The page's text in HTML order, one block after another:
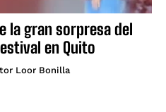
la gran sorpresa del
en Quito
Loor Bonilla